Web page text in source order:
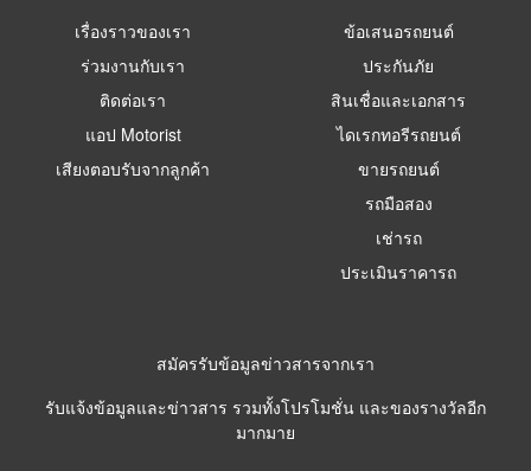
เรื่องราวของเรา
ร่วมงานกับเรา
ติดต่อเรา
แอป Motorist
เสียงตอบรับจากลูกค้า
ข้อเสนอรถยนต์
ประกันภัย
สินเชื่อและเอกสาร
ไดเรกทอรีรถยนต์
ขายรถยนต์
รถมือสอง
เช่ารถ
ประเมินราคารถ
สมัครรับข้อมูลข่าวสารจากเรา
รับแจ้งข้อมูลและข่าวสาร รวมทั้งโปรโมชั่น และของรางวัลอีก
มากมาย